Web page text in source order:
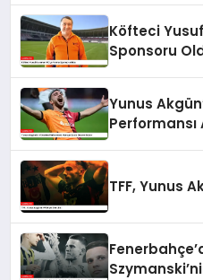
Köfteci
Sponsoru
Yunus
TFF, Yunus